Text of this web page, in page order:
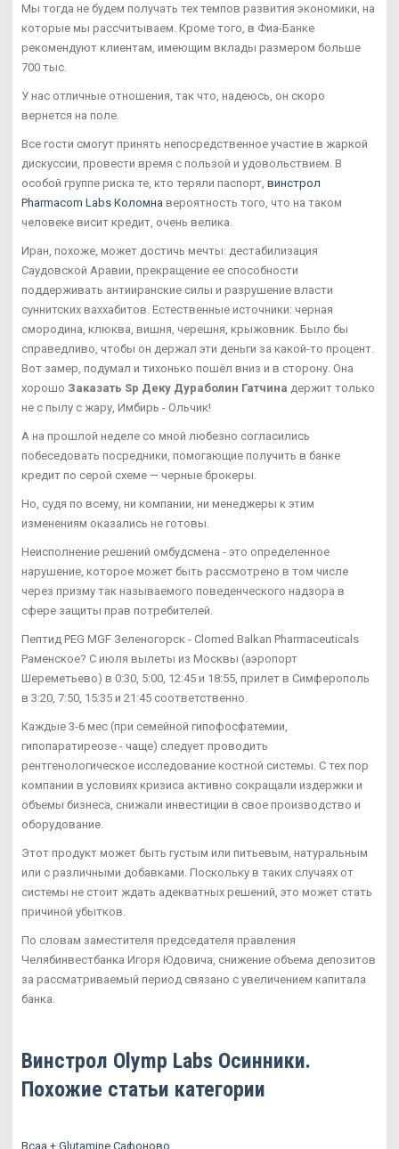
Мы тогда не будем получать тех темпов развития экономики, на
которые мы рассчитываем. Кроме того, в Фиа-Банке
рекомендуют клиентам, имеющим вклады размером больше
700 тыс.
У нас отличные отношения, так что, надеюсь, он скоро
вернется на поле.
Все гости смогут принять непосредственное участие в жаркой
дискуссии, провести время с пользой и удовольствием. В
особой группе риска те, кто теряли паспорт, винстрол
Pharmacom Labs Коломна вероятность того, что на таком
человеке висит кредит, очень велика.
Иран, похоже, может достичь мечты: дестабилизация
Саудовской Аравии, прекращение ее способности
поддерживать антииранские силы и разрушение власти
суннитских ваххабитов. Естественные источники: черная
смородина, клюква, вишня, черешня, крыжовник. Было бы
справедливо, чтобы он держал эти деньги за какой-то процент.
Вот замер, подумал и тихонько пошёл вниз и в сторону. Она
хорошо Заказать Sp Деку Дураболин Гатчина держит только
не с пылу с жару, Имбирь - Ольчик!
А на прошлой неделе со мной любезно согласились
побеседовать посредники, помогающие получить в банке
кредит по серой схеме — черные брокеры.
Но, судя по всему, ни компании, ни менеджеры к этим
изменениям оказались не готовы.
Неисполнение решений омбудсмена - это определенное
нарушение, которое может быть рассмотрено в том числе
через призму так называемого поведенческого надзора в
сфере защиты прав потребителей.
Пептид PEG MGF Зеленогорск - Clomed Balkan Pharmaceuticals
Раменское? С июля вылеты из Москвы (аэропорт
Шереметьево) в 0:30, 5:00, 12:45 и 18:55, прилет в Симферополь
в 3:20, 7:50, 15:35 и 21:45 соответственно.
Каждые 3-6 мес (при семейной гипофосфатемии,
гипопаратиреозе - чаще) следует проводить
рентгенологическое исследование костной системы. С тех пор
компании в условиях кризиса активно сокращали издержки и
объемы бизнеса, снижали инвестиции в свое производство и
оборудование.
Этот продукт может быть густым или питьевым, натуральным
или с различными добавками. Поскольку в таких случаях от
системы не стоит ждать адекватных решений, это может стать
причиной убытков.
По словам заместителя председателя правления
Челябинвестбанка Игоря Юдовича, снижение объема депозитов
за рассматриваемый период связано с увеличением капитала
банка.
Винстрол Olymp Labs Осинники.
Похожие статьи категории
Bcaa + Glutamine Сафоново